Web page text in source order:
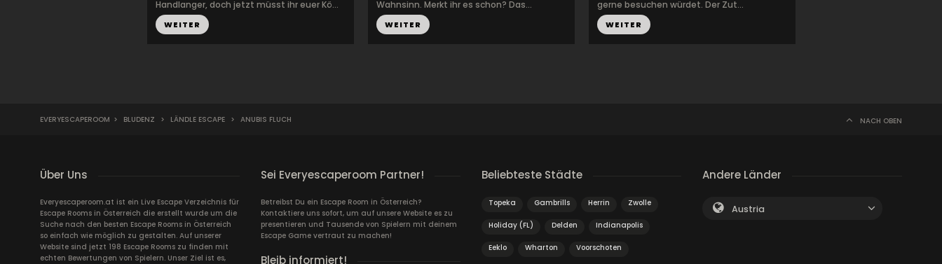
Handlanger, doch jetzt müsst ihr euer Kö...
WEITER
Wahnsinn. Merkt ihr es schon? Das...
WEITER
gerne besuchen würdet. Der Zut...
WEITER
EVERYESCAPEROOM > BLUDENZ > LÄNDLE ESCAPE > ANUBIS FLUCH NACH OBEN
Über Uns
Everyescaperoom.at ist ein Live Escape Verzeichnis für
Escape Rooms in Österreich die erstellt wurde um die
Suche nach den besten Escape Rooms in Österreich
so einfach wie möglich zu gestalten. Auf unserer
Website sind jetzt 198 Escape Rooms zu finden mit
echten Bewertungen von Spielern. Unser Ziel ist es,
Sei Everyescaperoom Partner!
Betreibst Du ein Escape Room in Österreich?
Kontaktiere uns sofort, um auf unsere Website es zu
presentieren und Tausende von Spielern mit deinem
Escape Game vertraut zu machen!
Bleib informiert!
Beliebteste Städte
Topeka Gambrills Herrin Zwolle
Holiday (FL) Delden Indianapolis
Eeklo Wharton Voorschoten
Andere Länder
Austria